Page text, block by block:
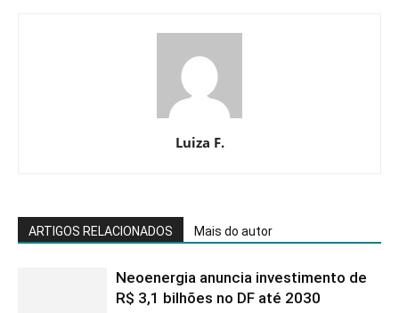
Luiza F.
ARTIGOS RELACIONADOS Mais do autor
Neoenergia anuncia investimento de
R$ 3,1 bilhões no DF até 2030